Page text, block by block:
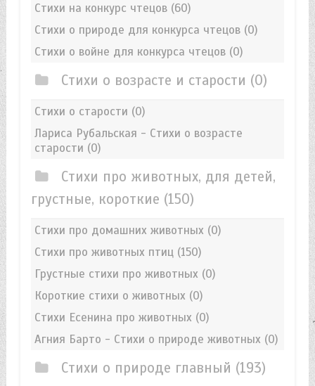
Стихи на конкурс чтецов(60)
Стихи о природе для конкурса чтецов(0)
Стихи о войне для конкурса чтецов(0)
Стихи о возрасте и старости (0)
Стихи о старости (0)
Лариса Рубальская - Стихи о возрасте
старости (0)
Стихи про животных, для детей,
грустные, короткие (150)
Стихи про домашних животных (0)
Стихи про животных птиц(150)
Грустные стихи про животных (0)
Короткие стихи о животных (0)
Стихи Есенина про животных (0)
Агния Барто - Стихи о природе животных (0)
Стихи о природе главный (193)